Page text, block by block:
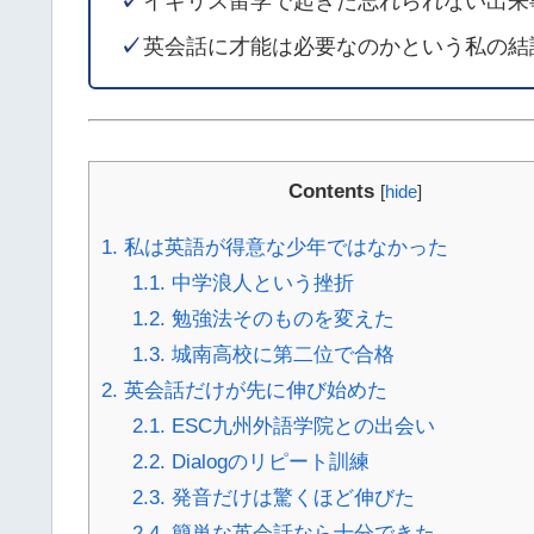
✓英会話に才能は必要なのかという私の結
Contents [hide]
1. 私は英語が得意な少年ではなかった
1.1. 中学浪人という挫折
1.2. 勉強法そのものを変えた
1.3. 城南高校に第二位で合格
2. 英会話だけが先に伸び始めた
2.1. ESC九州外語学院との出会い
2.2. Dialogのリピート訓練
2.3. 発音だけは驚くほど伸びた